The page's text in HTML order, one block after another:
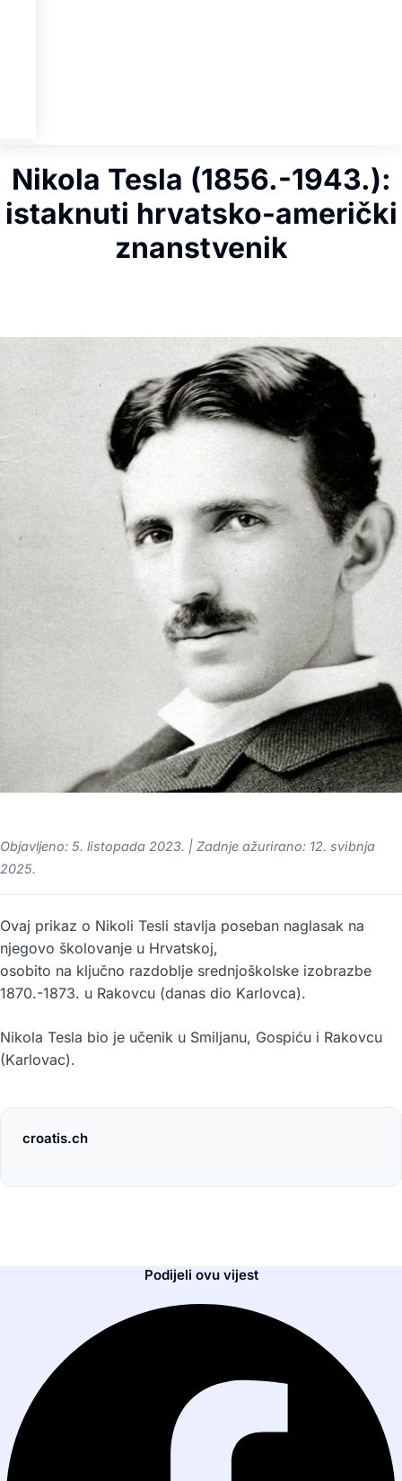
Nikola Tesla (1856.-1943.):
istaknuti hrvatsko-američki
znanstvenik
Objavljeno: 5. listopada 2023. | Zadnje ažurirano: 12. svibnja
2025.
Ovaj prikaz o Nikoli Tesli stavlja poseban naglasak na
njegovo školovanje u Hrvatskoj,
osobito na ključno razdoblje srednjoškolske izobrazbe
1870.-1873. u Rakovcu (danas dio Karlovca).
Nikola Tesla bio je učenik u Smiljanu, Gospiću i Rakovcu
(Karlovac).
croatis.ch
Podijeli ovu vijest